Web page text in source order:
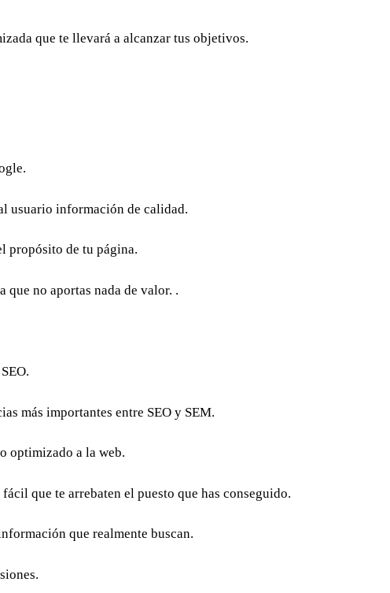
que te llevará a alcanzar tus objetivos.
usuario información de calidad.
propósito de tu página.
que no aportas nada de valor. .
más importantes entre SEO y SEM.
optimizado a la web.
que te arrebaten el puesto que has conseguido.
que realmente buscan.